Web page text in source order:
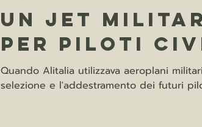
Un jet
per piloti
Quando Alitalia utilizzava aeroplani
selezione e l'addestramento dei futuri